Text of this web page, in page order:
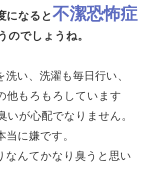
になると不潔恐怖症
のでしょうね。
い、洗濯も毎日行い、
他もろもろしています
いが心配でなりません。
に嫌です。
なんてかなり臭うと思い